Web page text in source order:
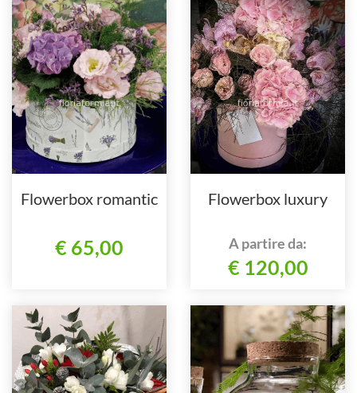
Flowerbox romantic
€ 65,00
Flowerbox luxury
A partire da:
€ 120,00